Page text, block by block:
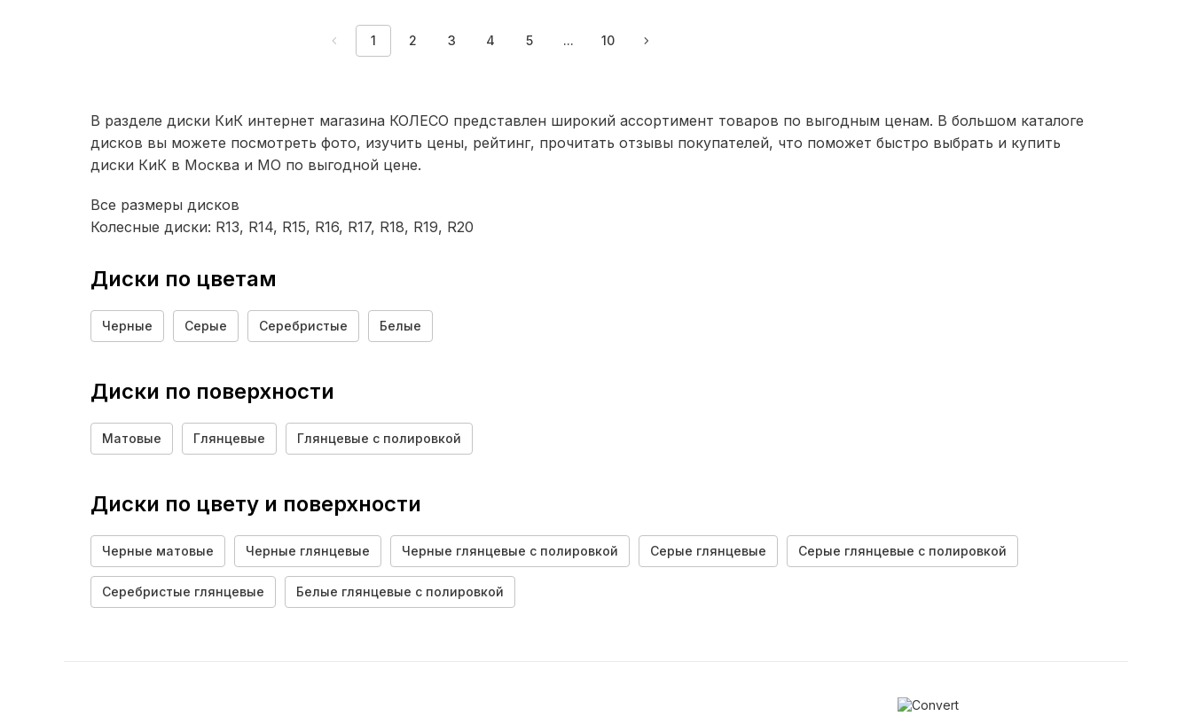
Tech Line
RW Premium
RST
1 2 3 4 5 ... 10
В разделе диски КиК интернет магазина КОЛЕСО представлен широкий ассортимент товаров по выгодным ценам. В большом каталоге
дисков вы можете посмотреть фото, изучить цены, рейтинг, прочитать отзывы покупателей, что поможет быстро выбрать и купить
диски КиК в Москва и МО по выгодной цене.
Все размеры дисков
Колесные диски: R13, R14, R15, R16, R17, R18, R19, R20
Диски по цветам
Черные Серые Серебристые Белые
Диски по поверхности
Матовые Глянцевые Глянцевые с полировкой
Диски по цвету и поверхности
Черные матовые Черные глянцевые Черные глянцевые с полировкой Серые глянцевые Серые глянцевые с полировкой
Серебристые глянцевые Белые глянцевые с полировкой